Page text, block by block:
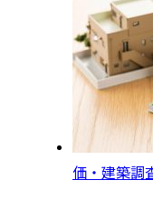
価・建築調